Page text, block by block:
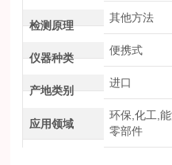
检测原理
其他方法
仪器种类
便携式
产地类别
进口
应用领域
环保,化工,
零部件